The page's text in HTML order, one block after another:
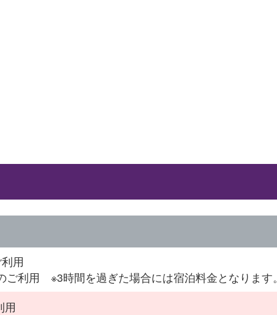
用
利用 ※3時間を過ぎた場合には宿泊料金となります。
用